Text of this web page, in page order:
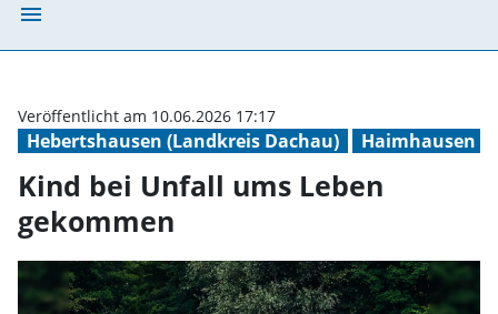
menu
Hebertshausen (Landkreis Dachau) Haimhausen
Veröffentlicht am 10.06.2026 17:17
Kind bei Unfall ums Leben
gekommen